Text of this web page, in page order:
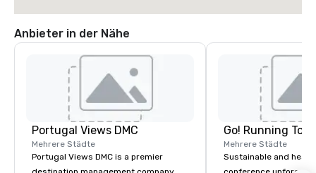
Anbieter in der Nähe
Portugal Views DMC
Mehrere Städte
Portugal Views DMC is a premier
Go! Running
Mehrere Städte
Sustainable and